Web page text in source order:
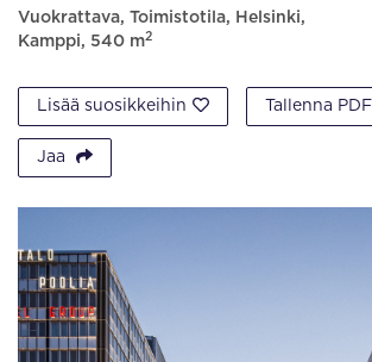
Vuokrattava, Toimistotila, Helsinki,
Kamppi, 540 m2
Lisää suosikkeihin Tallenna PDF
Jaa